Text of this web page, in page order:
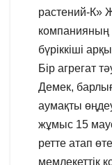
растений-
компанияның
бүріккіші
Бір агрегат
Демек,
аумақты
жұмыс 15
ретте атап
мемлекеттік